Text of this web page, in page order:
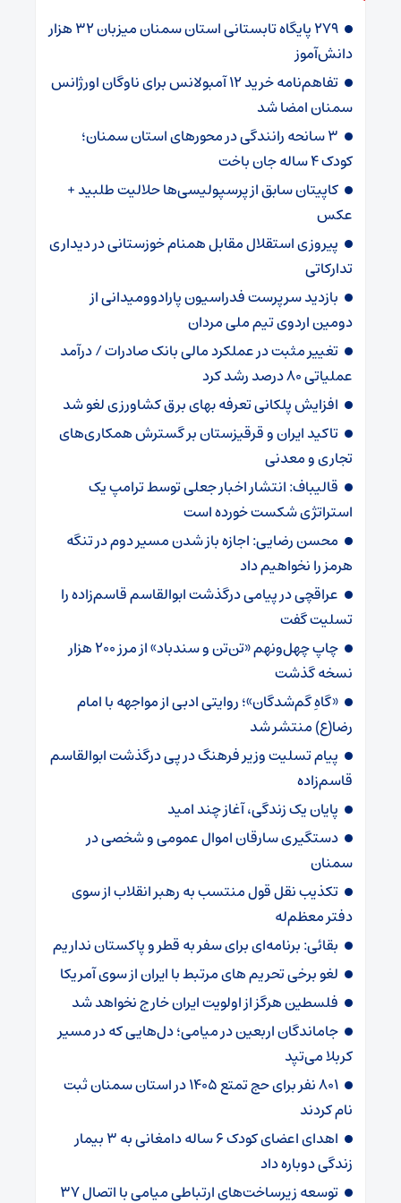
۲۷۹ پایگاه تابستانی استان سمنان میزبان ۳۲ هزار
دانش‌آموز
تفاهم‌نامه خرید ۱۲ آمبولانس برای ناوگان اورژانس
سمنان امضا شد
۳ سانحه رانندگی در محورهای استان سمنان؛
کودک ۴ ساله جان باخت
کاپیتان سابق از پرسپولیسی‌ها حلالیت طلبید +
عکس
پیروزی استقلال مقابل همنام خوزستانی در دیداری
تدارکاتی
بازدید سرپرست فدراسیون پارادوومیدانی از
دومین اردوی تیم ملی مردان
تغییر مثبت در عملکرد مالی بانک صادرات / درآمد
عملیاتی ۸۰ درصد رشد کرد
افزایش پلکانی تعرفه بهای برق کشاورزی لغو شد
تاکید ایران و قرقیزستان بر گسترش همکاری‌های
تجاری و معدنی
قالیباف: انتشار اخبار جعلی توسط ترامپ یک
استراتژی شکست خورده است
محسن رضایی: اجازه باز شدن مسیر دوم در تنگه
هرمز را نخواهیم داد
عراقچی در پیامی درگذشت ابوالقاسم قاسم‌زاده را
تسلیت گفت
چاپ چهل‌ونهم «تن‌تن و سندباد» از مرز ۲۰۰ هزار
نسخه گذشت
«گاهِ گم‌شدگان»؛ روایتی ادبی از مواجهه با امام
رضا(ع) منتشر شد
پیام تسلیت وزیر فرهنگ در پی درگذشت ابوالقاسم
قاسم‌زاده
پایان یک زندگی، آغاز چند امید
دستگیری سارقان اموال عمومی و شخصی در
سمنان
تکذیب نقل قول منتسب به رهبر انقلاب از سوی
دفتر معظم‌له
بقائی: برنامه‌ای برای سفر به قطر و پاکستان نداریم
لغو برخی تحریم های مرتبط با ایران از سوی آمریکا
فلسطین هرگز از اولویت ایران خارج نخواهد شد
جاماندگان اربعین در میامی؛ دل‌هایی که در مسیر
کربلا می‌تپد
۸۰۱ نفر برای حج تمتع ۱۴۰۵ در استان سمنان ثبت
نام کردند
اهدای اعضای کودک ۶ ساله دامغانی به ۳ بیمار
زندگی دوباره داد
توسعه زیرساخت‌های ارتباطی میامی با اتصال ۳۷